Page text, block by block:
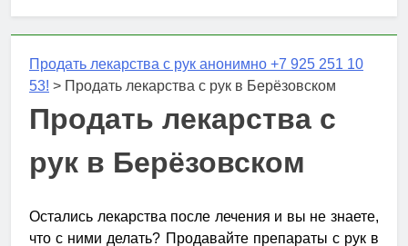
Продать лекарства с рук анонимно +7 925 251 10
53! > Продать лекарства с рук в Берёзовском
Продать лекарства с
рук в Берёзовском
Остались лекарства после лечения и вы не знаете,
что с ними делать? Продавайте препараты с рук в